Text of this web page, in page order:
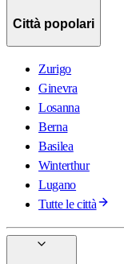
Città popolari
Zurigo
Ginevra
Losanna
Berna
Basilea
Winterthur
Lugano
Tutte le città